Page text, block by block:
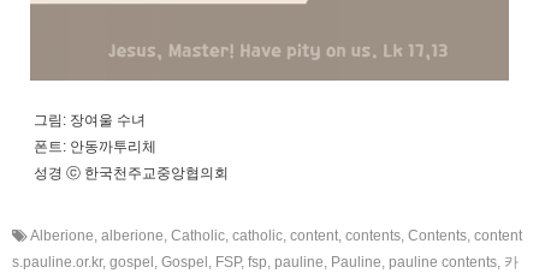
그림: 장여울 수녀
폰트: 안동까투리체
성경 ⓒ 한국천주교중앙협의회
Alberione, alberione, Catholic, catholic, content, contents, Contents, content
s.pauline.or.kr, gospel , Gospel , FSP, fsp, pauline, Pauline, pauline contents, 카